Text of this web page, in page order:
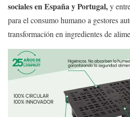
sociales en España y Portugal,y
para el consumo humano a gestores
transformación en ingredientes de